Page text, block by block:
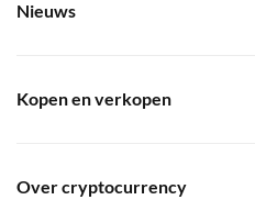
Nieuws
Kopen en verkopen
Over cryptocurrency